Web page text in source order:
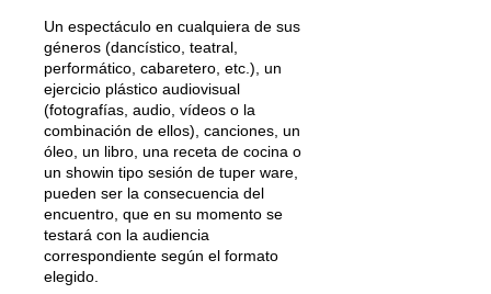
Un espectáculo en cualquiera de sus
géneros (dancístico, teatral,
performático, cabaretero, etc.), un
ejercicio plástico audiovisual
(fotografías, audio, vídeos o la
combinación de ellos), canciones, un
óleo, un libro, una receta de cocina o
un showin tipo sesión de tuper ware,
pueden ser la consecuencia del
encuentro, que en su momento se
testará con la audiencia
correspondiente según el formato
elegido.